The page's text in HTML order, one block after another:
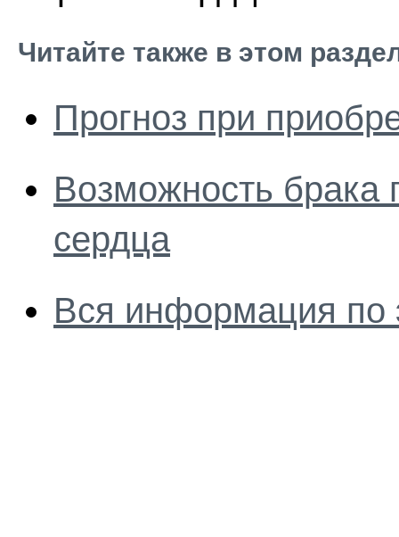
Читайте также в этом
Прогноз при
Возможность брака
сердца
Вся информация по